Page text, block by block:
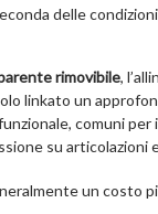
delle
rimovibile,
linkato un
comuni
su
un costo